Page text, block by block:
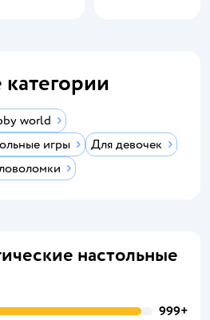
world
игры
Для девочек
настольные
999+